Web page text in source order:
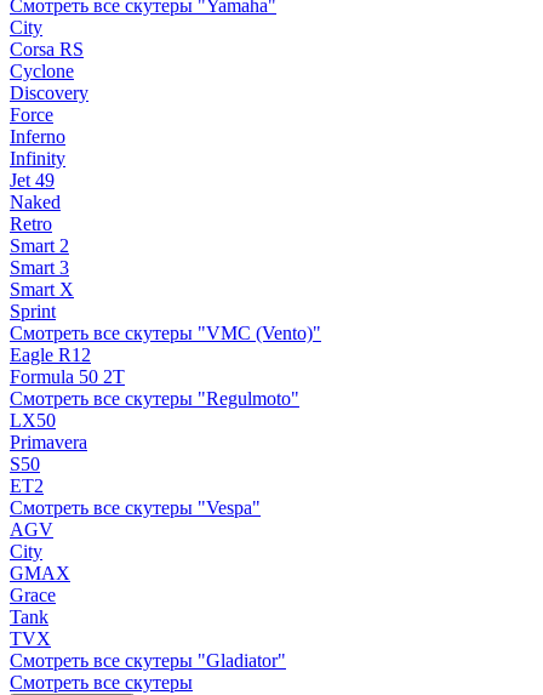
Смотреть все скутеры "Yamaha"
City
Corsa RS
Cyclone
Discovery
Force
Inferno
Infinity
Jet 49
Naked
Retro
Smart 2
Smart 3
Smart X
Sprint
Смотреть все скутеры "VMC (Vento)"
Eagle R12
Formula 50 2Т
Смотреть все скутеры "Regulmoto"
LX50
Primavera
S50
ET2
Смотреть все скутеры "Vespa"
AGV
City
GMAX
Grace
Tank
TVX
Смотреть все скутеры "Gladiator"
Смотреть все скутеры